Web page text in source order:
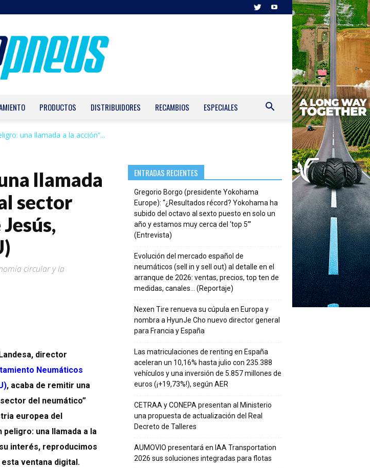
PRODUCTOS DISTRIBUIDORES RECAMBIOS ESPECIALES
una llamada a la acción”...
llamada
sector
circular y la
director
Neumáticos
, acaba de remitir una
del neumático”
europea del
peligro: una llamada a la
interés, reproducimos
ventana digital.
ENTRADAS RECIENTES
Gregorio Borgo (presidente Yokohama
Europe): “¿Resultados récord? Yokohama ha
subido del octavo al sexto puesto en solo un
año y estamos muy cerca del ‘top 5’”
(Entrevista)
Evolución del mercado español de
neumáticos (sell in y sell out) al detalle en el
arranque de 2026: ventas, precios, top ten de
medidas, canales… (Reportaje)
Nexen Tire renueva su cúpula en Europa y
nombra a HyunJe Cho nuevo director general
para Francia y España
Las matriculaciones de renting en España
aceleran un 10,16% hasta julio con 235.388
vehículos y una inversión de 5.857 millones de
euros (¡+19,73%!), según AER
CETRAA y CONEPA presentan al Ministerio
una propuesta de actualización del Real
Decreto de Talleres
AUMOVIO presentará en IAA Transportation
2026 sus soluciones integradas para flotas